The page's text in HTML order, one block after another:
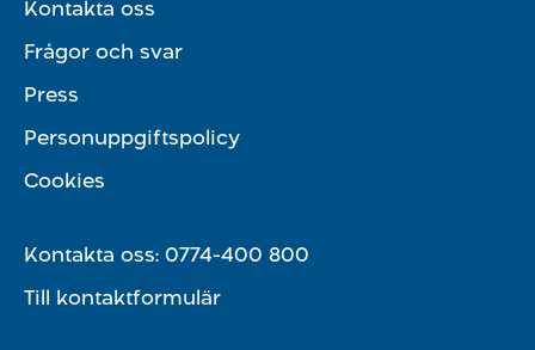
Kontakta oss
Frågor och svar
Press
Personuppgiftspolicy
Cookies
Kontakta oss: 0774-400 800
Till kontaktformulär